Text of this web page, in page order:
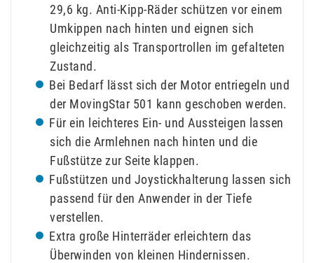
29,6 kg. Anti-Kipp-Räder schützen vor einem
Umkippen nach hinten und eignen sich
gleichzeitig als Transportrollen im gefalteten
Zustand.
Bei Bedarf lässt sich der Motor entriegeln und
der MovingStar 501 kann geschoben werden.
Für ein leichteres Ein- und Aussteigen lassen
sich die Armlehnen nach hinten und die
Fußstütze zur Seite klappen.
Fußstützen und Joystickhalterung lassen sich
passend für den Anwender in der Tiefe
verstellen.
Extra große Hinterräder erleichtern das
Überwinden von kleinen Hindernissen.